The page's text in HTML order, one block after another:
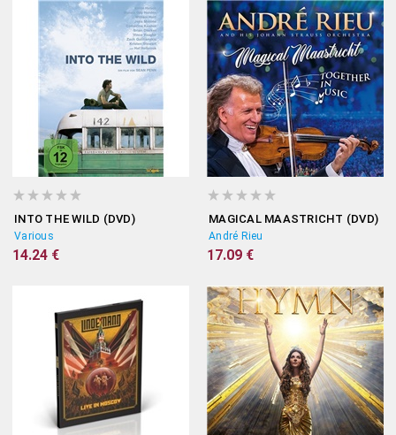
INTO THE WILD (DVD)
Various
14.24 €
MAGICAL MAASTRICHT (DVD)
André Rieu
17.09 €